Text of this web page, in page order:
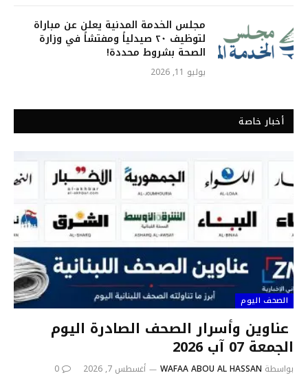
مجلس الخدمة المدنية يعلن عن مباراة
لتوظيف ٢٠ صيدلياً ومفتشاً في وزارة
الصحة بشروط محددة!
يوليو 11, 2026
أخبار خاصة
الصحف اليوم
عناوين وأسرار الصحف الصادرة اليوم
الجمعة 07 آب 2026
بواسطة WAFAA ABOU AL HASSAN أغسطس 7, 2026 0